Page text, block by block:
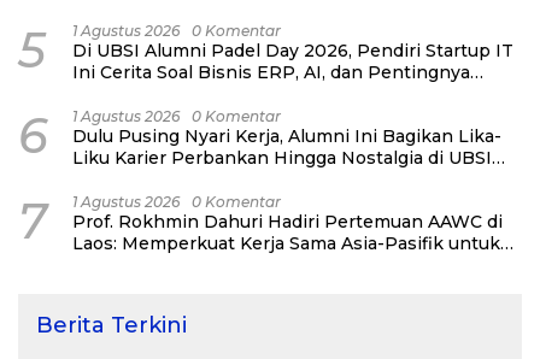
5 1 Agustus 2026 0 Komentar
Di UBSI Alumni Padel Day 2026, Pendiri Startup IT
Ini Cerita Soal Bisnis ERP, AI, dan Pentingnya
6 1 Agustus 2026 0 Komentar
Dulu Pusing Nyari Kerja, Alumni Ini Bagikan Lika-
Liku Karier Perbankan Hingga Nostalgia di UBSI
7 1 Agustus 2026 0 Komentar
Prof. Rokhmin Dahuri Hadiri Pertemuan AAWC di
Laos: Memperkuat Kerja Sama Asia-Pasifik untuk
Berita Terkini